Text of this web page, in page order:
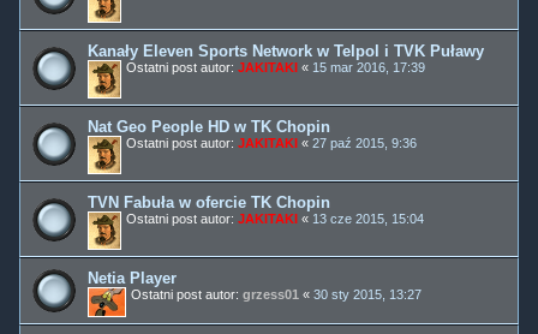
Kanały Eleven Sports Network w Telpol i TVK Puławy
Ostatni post autor: JAKITAKI « 15 mar 2016, 17:39
Nat Geo People HD w TK Chopin
Ostatni post autor: JAKITAKI « 27 paź 2015, 9:36
TVN Fabuła w ofercie TK Chopin
Ostatni post autor: JAKITAKI « 13 cze 2015, 15:04
Netia Player
Ostatni post autor: grzess01 « 30 sty 2015, 13:27